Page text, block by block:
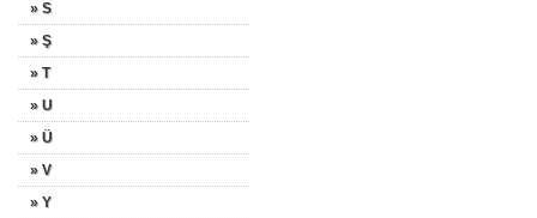
» S
» Ş
» T
» U
» Ü
» V
» Y